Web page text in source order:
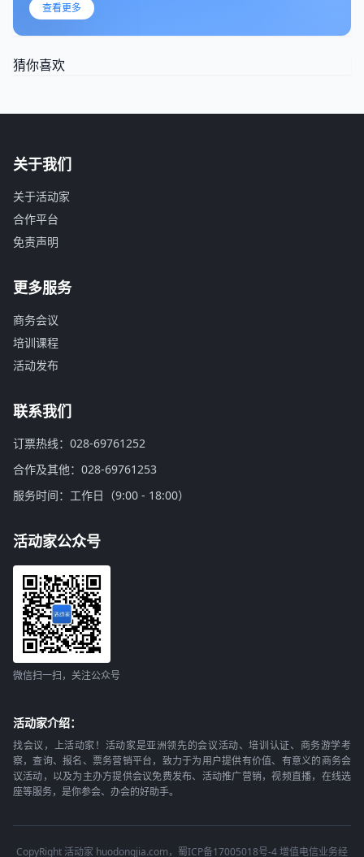
查看更多
猜你喜欢
关于我们
关于活动家
合作平台
免责声明
更多服务
商务会议
培训课程
活动发布
联系我们
订票热线：028-69761252
合作及其他：028-69761253
服务时间：工作日（9:00 - 18:00）
活动家公众号
微信扫一扫，关注公众号
活动家介绍：
找会议，上活动家！活动家是亚洲领先的会议活动、培训认证、商务游学考
察，查询、报名、票务营销平台，致力于为用户提供有价值、有意义的商务会
议活动，以及为主办方提供会议免费发布、活动推广营销，视频直播，在线选
座等服务，是你参会、办会的好助手。
CopyRight 活动家 huodongjia.com，蜀ICP备17005018号-4 增值电信业务经